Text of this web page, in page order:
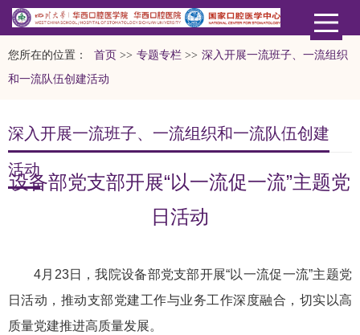
您所在的位置： 首页 >> 专题专栏 >> 深入开展一流班子、一流组织
和一流队伍创建活动
深入开展一流班子、一流组织和一流队伍创建
活动
设备部党支部开展“以一流促一流”主题党
日活动
4月23日，我院设备部党支部开展“以一流促一流”主题党
日活动，推动支部党建工作与业务工作深度融合，切实以高
质量党建推进高质量发展。